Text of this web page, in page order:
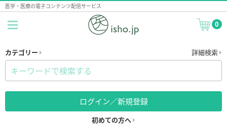
医学・医療の電子コンテンツ配信サービス
0
カテゴリー 詳細検索
ログイン／新規登録
初めての方へ